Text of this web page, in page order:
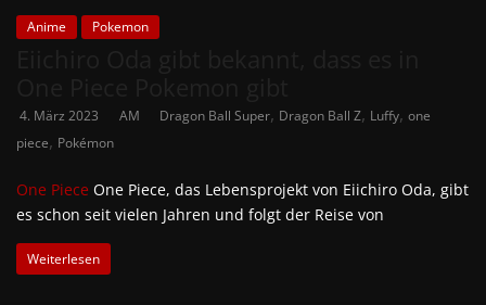
Anime Pokemon
4. März 2023 AM Dragon Ball Super, Dragon Ball Z, Luffy, one
piece, Pokémon
One Piece One Piece, das Lebensprojekt von Eiichiro Oda, gibt
es schon seit vielen Jahren und folgt der Reise von
Weiterlesen